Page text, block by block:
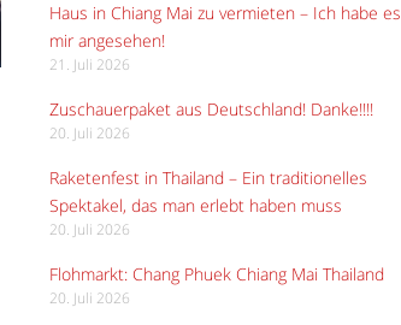
Haus in Chiang Mai zu vermieten – Ich habe es
mir angesehen!
21. Juli 2026
Zuschauerpaket aus Deutschland! Danke!!!!
20. Juli 2026
Raketenfest in Thailand – Ein traditionelles
Spektakel, das man erlebt haben muss
20. Juli 2026
Flohmarkt: Chang Phuek Chiang Mai Thailand
20. Juli 2026